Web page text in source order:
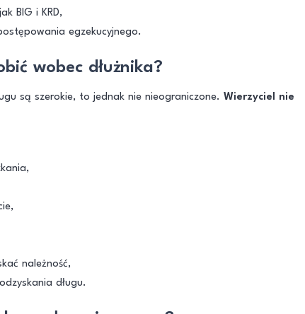
BIG i KRD,
egzekucyjnego.
wobec dłużnika?
są szerokie, to jednak nie nieograniczone. Wierzyciel nie
należność,
długu.